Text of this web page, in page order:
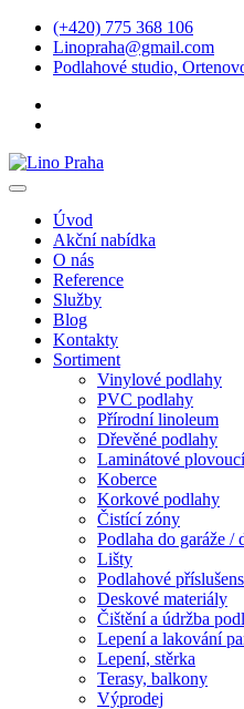
(+420) 775 368 106
Linopraha@gmail.com
Podlahové studio,
Úvod
Akční nabídka
O nás
Reference
Služby
Blog
Kontakty
Sortiment
Vinylové podlahy
PVC podlahy
Přírodní linoleum
Dřevěné podlahy
Laminátové
Koberce
Korkové podlahy
Čistící zóny
Podlaha do garáže /
Lišty
Podlahové
Deskové materiály
Čištění a údržba
Lepení a lakování
Lepení, stěrka
Terasy, balkony
Výprodej